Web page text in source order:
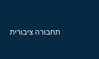
תחבורה ציבורית